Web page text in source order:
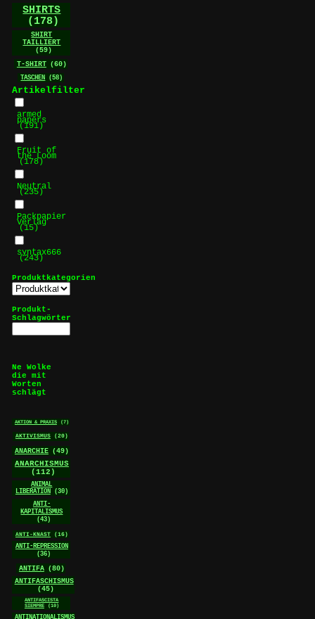
SHIRTS
(178)
SHIRT
TAILLIERT
(59)
T-SHIRT (60)
TASCHEN
(58)
Artikelfilter
armed
papers
(191)
Fruit of
the Loom
(178)
Neutral
(235)
Packpapier
Verlag
(15)
syntax666
(243)
Produktkategorien
Produkt-
Schlagwörter
Ne Wolke
die mit
Worten
schlägt
AKTION & PRAXIS (7)
AKTIVISMUS (20)
ANARCHIE (49)
ANARCHISMUS
(112)
ANIMAL
LIBERATION
(30)
ANTI-
KAPITALISMUS
(43)
ANTI-KNAST (16)
ANTI-REPRESSION
(36)
ANTIFA (80)
ANTIFASCHISMUS
(45)
ANTIFASCISTA
SIEMPRE
(10)
ANTINATIONALISMUS